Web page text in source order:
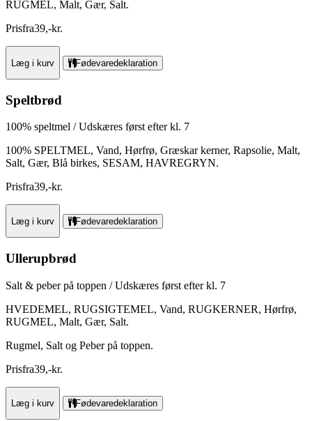
RUGMEL, Malt, Gær, Salt.
Prisfra39,-kr.
Læg i kurv Fødevaredeklaration
Speltbrød
100% speltmel / Udskæres først efter kl. 7
100% SPELTMEL, Vand, Hørfrø, Græskar kerner, Rapsolie, Malt,
Salt, Gær, Blå birkes, SESAM, HAVREGRYN.
Prisfra39,-kr.
Læg i kurv Fødevaredeklaration
Ullerupbrød
Salt & peber på toppen / Udskæres først efter kl. 7
HVEDEMEL, RUGSIGTEMEL, Vand, RUGKERNER, Hørfrø,
RUGMEL, Malt, Gær, Salt.
Rugmel, Salt og Peber på toppen.
Prisfra39,-kr.
Læg i kurv Fødevaredeklaration